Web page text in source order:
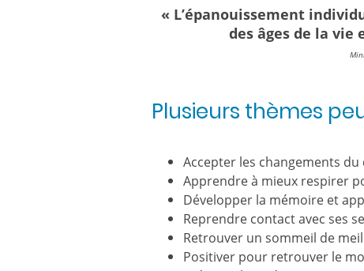
« L’épanouissement
des âges de la vie
Plusieurs thèmes
Accepter les changements
Apprendre à mieux respirer
Développer la mémoire et
Reprendre contact avec ses
Retrouver un sommeil de
Positiver pour retrouver le